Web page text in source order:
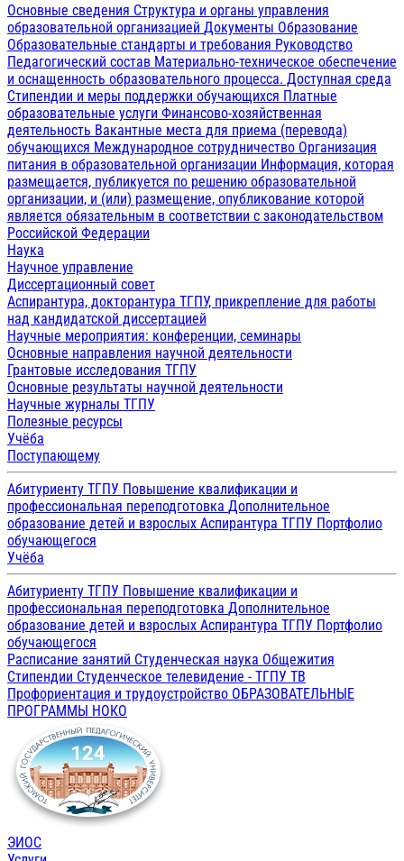
Основные сведения Структура и органы управления
образовательной организацией Документы Образование
Образовательные стандарты и требования Руководство
Педагогический состав Материально-техническое обеспечение
и оснащенность образовательного процесса. Доступная среда
Стипендии и меры поддержки обучающихся Платные
образовательные услуги Финансово-хозяйственная
деятельность Вакантные места для приема (перевода)
обучающихся Международное сотрудничество Организация
питания в образовательной организации Информация, которая
размещается, публикуется по решению образовательной
организации, и (или) размещение, опубликование которой
является обязательным в соответствии с законодательством
Российской Федерации
Наука
Научное управление
Диссертационный совет
Аспирантура, докторантура ТГПУ, прикрепление для работы
над кандидатской диссертацией
Научные мероприятия: конференции, семинары
Основные направления научной деятельности
Грантовые исследования ТГПУ
Основные результаты научной деятельности
Научные журналы ТГПУ
Полезные ресурсы
Учёба
Поступающему
Абитуриенту ТГПУ Повышение квалификации и
профессиональная переподготовка Дополнительное
образование детей и взрослых Аспирантура ТГПУ Портфолио
обучающегося
Учёба
Абитуриенту ТГПУ Повышение квалификации и
профессиональная переподготовка Дополнительное
образование детей и взрослых Аспирантура ТГПУ Портфолио
обучающегося
Расписание занятий Студенческая наука Общежития
Стипендии Студенческое телевидение - ТГПУ ТВ
Профориентация и трудоустройство ОБРАЗОВАТЕЛЬНЫЕ
ПРОГРАММЫ НОКО
ЭИОС